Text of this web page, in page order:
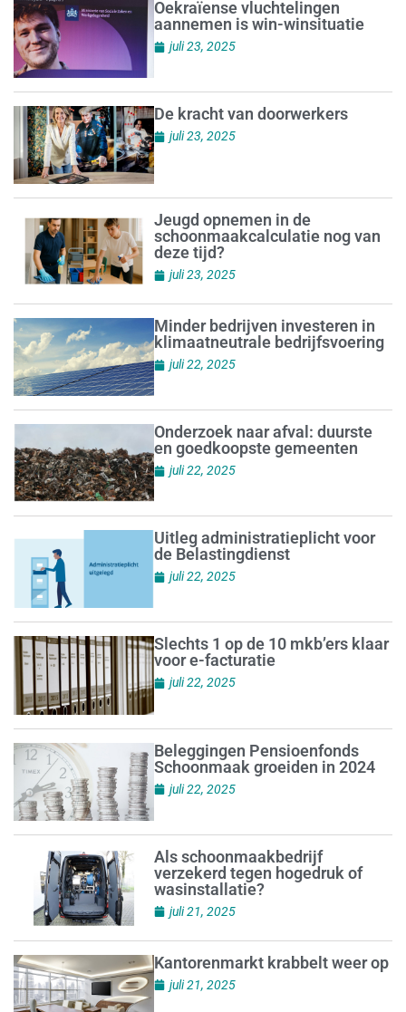
Oekraïense vluchtelingen
aannemen is win-winsituatie
juli 23, 2025
De kracht van doorwerkers
juli 23, 2025
Jeugd opnemen in de
schoonmaakcalculatie nog van
deze tijd?
juli 23, 2025
Minder bedrijven investeren in
klimaatneutrale bedrijfsvoering
juli 22, 2025
Onderzoek naar afval: duurste
en goedkoopste gemeenten
juli 22, 2025
Uitleg administratieplicht voor
de Belastingdienst
juli 22, 2025
Slechts 1 op de 10 mkb’ers klaar
voor e-facturatie
juli 22, 2025
Beleggingen Pensioenfonds
Schoonmaak groeiden in 2024
juli 22, 2025
Als schoonmaakbedrijf
verzekerd tegen hogedruk of
wasinstallatie?
juli 21, 2025
Kantorenmarkt krabbelt weer op
juli 21, 2025